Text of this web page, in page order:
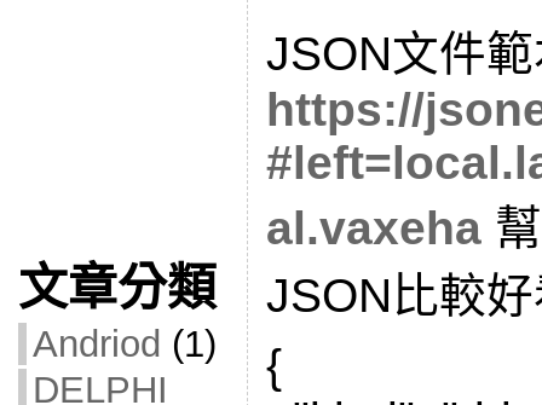
文章分類
Andriod (1)
DELPHI
JSON文件
https://
al.vaxeha幫
JSON比較
{